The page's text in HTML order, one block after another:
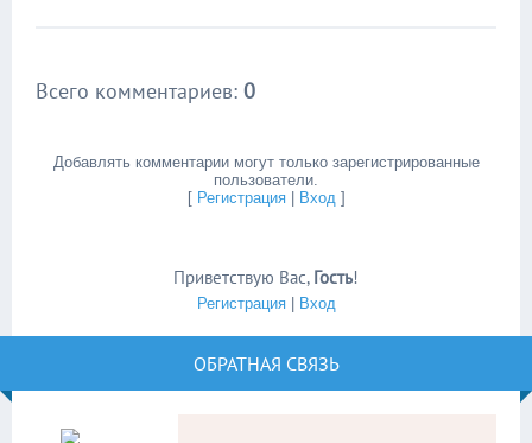
Всего комментариев: 0
Добавлять комментарии могут только зарегистрированные
пользователи.
[ Регистрация| Вход]
Приветствую Вас, Гость!
Регистрация| Вход
ОБРАТНАЯ СВЯЗЬ